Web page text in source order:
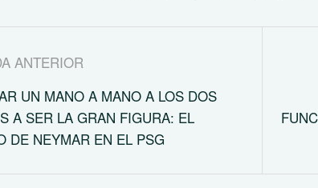
ANTERIOR
UN MANO A MANO A LOS DOS
A SER LA GRAN FIGURA: EL
DE NEYMAR EN EL PSG